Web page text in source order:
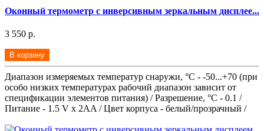
Оконный термометр с инверсивным зеркальным дисплее...
3 550 р.
В корзину
Диапазон измеряемых температур снаружи, °С - -50...+70 (при
особо низких температурах рабочий диапазон зависит от
спецификации элементов питания) / Разрешение, °С - 0.1 /
Питание - 1.5 V x 2AA / Цвет корпуса - белый/прозрачный /